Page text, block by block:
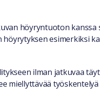
höyryntuoton
esimerkiksi
ilman jatkuvaa
miellyttävää työskentelyä